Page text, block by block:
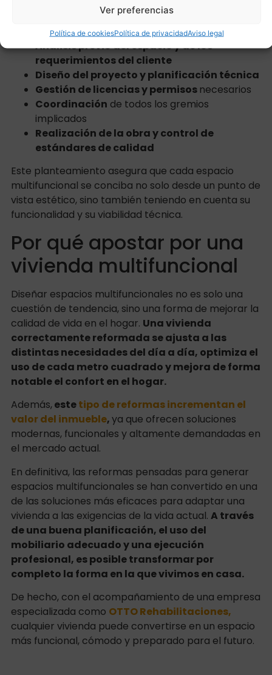
Ver preferencias
Política de cookiesPolítica de privacidadAviso legal
el proceso comprende
Análisis previo del espacio y de los
requerimientos del cliente
Diseño del proyecto y planificación técnica
Gestión de licencias y permisos necesarios
Coordinación de todos los gremios
implicados
Realización de la obra y control de
estándares de calidad
Este planteamiento asegura que cada espacio
multifuncional se conciba no solo desde un punto de
vista estético, sino también teniendo en cuenta su
funcionalidad y su viabilidad técnica.
Por qué apostar por una
vivienda multifuncional
Diseñar espacios multifuncionales no es solo una
cuestión de tendencia, sino una forma de mejorar la
calidad de vida en el hogar. Una vivienda
correctamente reformada se ajusta a las
distintas necesidades del día a día, optimiza el
uso de cada metro cuadrado y mejora de forma
notable el confort en el hogar.
Además, estetipo de reformas incrementan el
valor del inmueble,ya que ofrecen soluciones
modernas, funcionales y altamente demandadas en
el mercado actual.
En definitiva, las reformas pensadas para generar
espacios multifuncionales se han convertido en una
de las soluciones más eficaces para adaptar una
vivienda a las exigencias de la vida actual. A través
de una buena planificación, el uso del
mobiliario adecuado y una ejecución
profesional, es posible transformar por
completo la forma en la que vivimos en casa.
De hecho, con el acompañamiento de una empresa
especializada como OTTO Rehabilitaciones,
cualquier vivienda puede convertirse en un espacio
más funcional, cómodo y preparado para el futuro.